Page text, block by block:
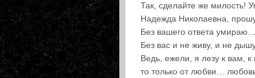
Так, сделайте же милость!
Надежда Николаевна,
Без вашего ответа умираю…
Без вас и не живу, и не
Ведь, ежели, я лезу к вам, к
то только от любви…